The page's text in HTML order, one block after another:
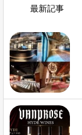
最新記事